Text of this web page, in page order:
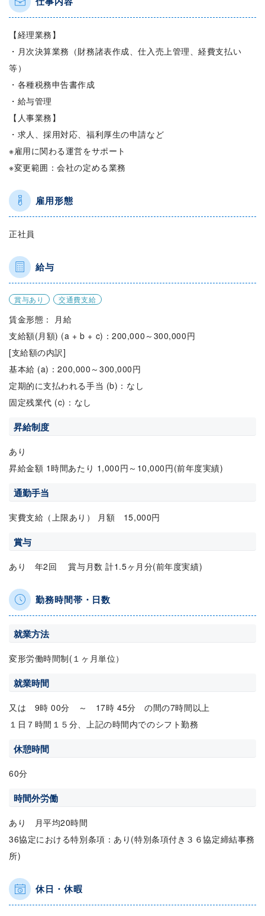
【経理業務】
・月次決算業務（財務諸表作成、仕入売上管理、経費支払い
等）
・各種税務申告書作成
・給与管理
【人事業務】
・求人、採用対応、福利厚生の申請など
※雇用に関わる運営をサポート
※変更範囲：会社の定める業務
雇用形態
正社員
給与
賞与あり 交通費支給
賃金形態： 月給
支給額(月額) (a + b + c)：200,000～300,000円
[支給額の内訳]
基本給 (a)：200,000～300,000円
定期的に支払われる手当 (b)：なし
固定残業代 (c)：なし
昇給制度
あり
昇給金額 1時間あたり 1,000円～10,000円(前年度実績)
通勤手当
実費支給（上限あり） 月額 15,000円
賞与
あり 年2回 賞与月数 計1.5ヶ月分(前年度実績)
勤務時間帯・日数
就業方法
変形労働時間制(１ヶ月単位）
就業時間
又は 9時 00分 ～ 17時 45分 の間の7時間以上
１日７時間１５分、上記の時間内でのシフト勤務
休憩時間
60分
時間外労働
あり 月平均20時間
36協定における特別条項：あり(特別条項付き３６協定締結事務
所)
休日・休暇